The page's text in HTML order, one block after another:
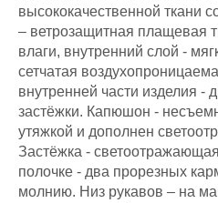
высококачественной ткани
– ветрозащитная плащевая
влаги, внутренний слой -
сетчатая
внутренней части изделия -
застёжки. Капюшон -
утяжкой и дополнен
Застёжка -
полочке - два прорезных
молнию. Низ рукавов – на